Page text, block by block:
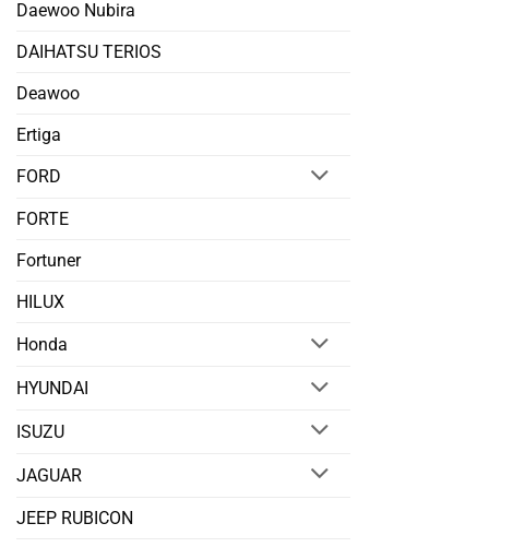
Daewoo Nubira
DAIHATSU TERIOS
Deawoo
Ertiga
FORD
FORTE
Fortuner
HILUX
Honda
HYUNDAI
ISUZU
JAGUAR
JEEP RUBICON